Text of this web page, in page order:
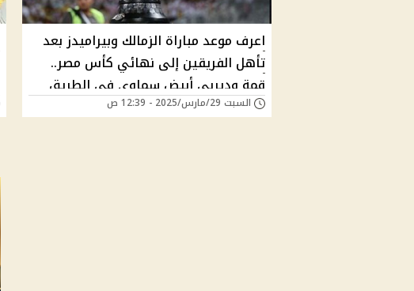
اعرف موعد مباراة الزمالك وبيراميدز بعد
تأهل الفريقين إلى نهائي كأس مصر..
قمة وديربي أبيض سماوي في الطريق
السبت 29/مارس/2025 - 12:39 ص